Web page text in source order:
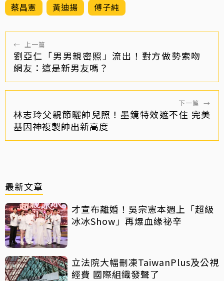
蔡昌憲 黃迪揚 傅子純
← 上一篇
劉亞仁「男男親密照」流出！對方做勢索吻
網友：這是新男友嗎？
下一篇 →
林志玲父親節曬帥兒照！墨鏡特效遮不住 完美
基因神複製帥出新高度
最新文章
才宣布離婚！吳宗憲本週上「超級
冰冰Show」再爆血緣祕辛
立法院大幅刪凍TaiwanPlus及公視
經費 國際組織發聲了